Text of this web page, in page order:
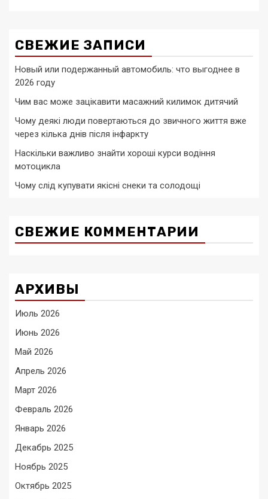
СВЕЖИЕ ЗАПИСИ
Новый или подержанный автомобиль: что выгоднее в
2026 году
Чим вас може зацікавити масажний килимок дитячий
Чому деякі люди повертаються до звичного життя вже
через кілька днів після інфаркту
Наскільки важливо знайти хороші курси водіння
мотоцикла
Чому слід купувати якісні снеки та солодощі
СВЕЖИЕ КОММЕНТАРИИ
АРХИВЫ
Июль 2026
Июнь 2026
Май 2026
Апрель 2026
Март 2026
Февраль 2026
Январь 2026
Декабрь 2025
Ноябрь 2025
Октябрь 2025